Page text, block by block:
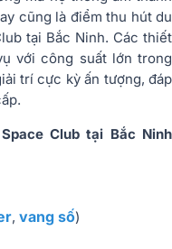
cũng là điểm thu hút du
tại Bắc Ninh. Các thiết
với công suất lớn trong
trí cực kỳ ấn tượng, đáp
Club tại Bắc Ninh
, vang số)